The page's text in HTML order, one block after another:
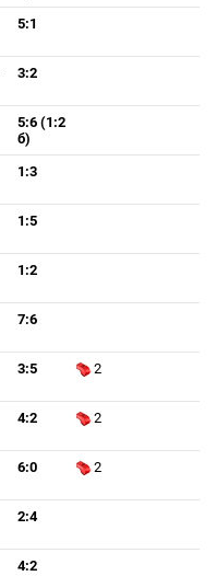
5:1
3:2
5:6 (1:2
б)
1:3
1:5
1:2
7:6
3:5 2
4:2 2
6:0 2
2:4
4:2